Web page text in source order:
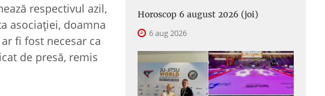
respectivul azil,
asociaţiei, doamna
fi fost necesar ca
de presă, remis
Horoscop 6 august 2026 (joi)
6 aug 2026